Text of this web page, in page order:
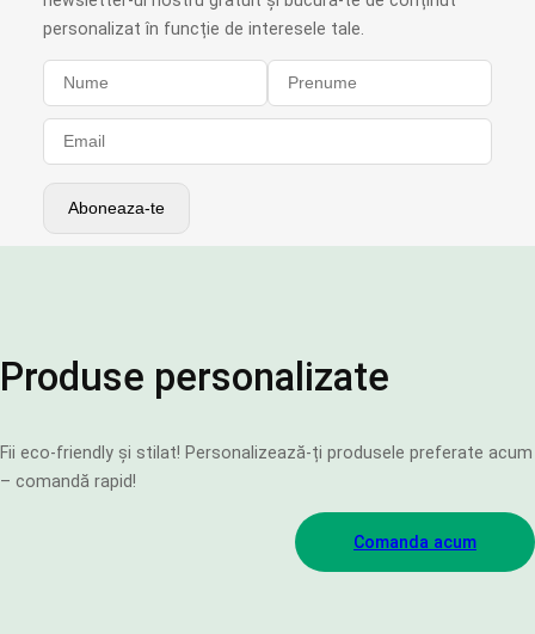
personalizat în funcție de interesele tale.
Produse personalizate
Fii eco-friendly și stilat! Personalizează-ți produsele preferate acum
– comandă rapid!
Comanda acum